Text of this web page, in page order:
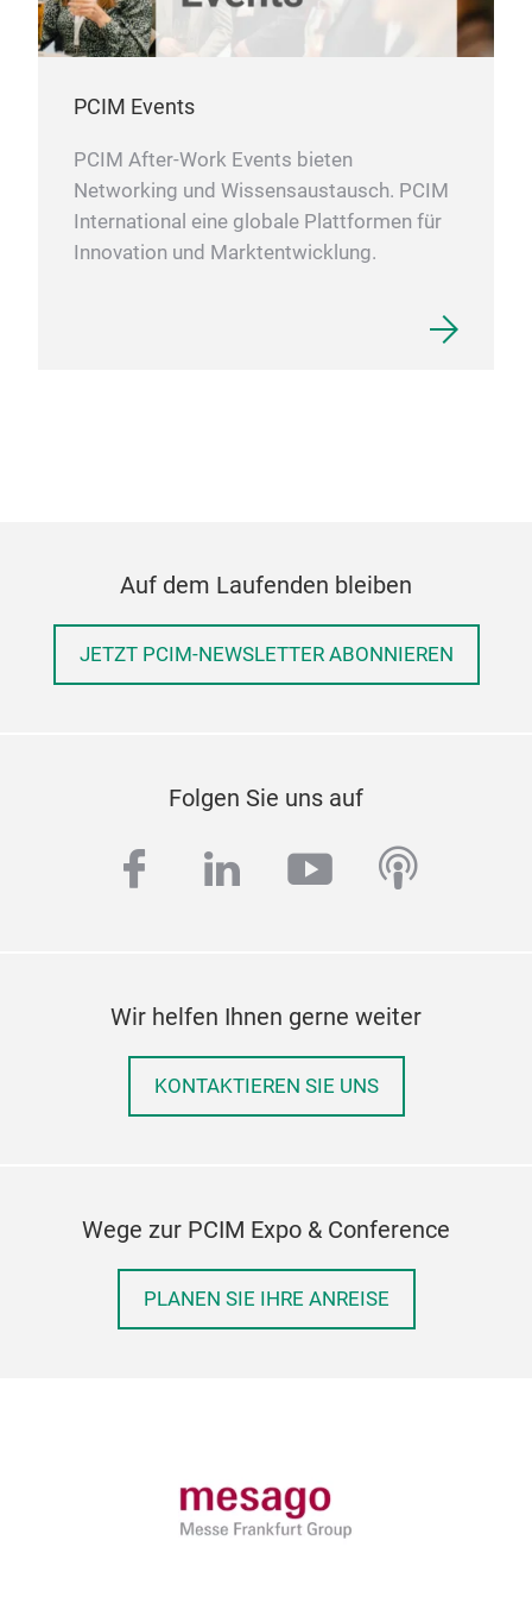
PCIM Events
PCIM After-Work Events bieten
Networking und Wissensaustausch. PCIM
International eine globale Plattformen für
Innovation und Marktentwicklung.
Auf dem Laufenden bleiben
JETZT PCIM-NEWSLETTER ABONNIEREN
Folgen Sie uns auf
facebook
linkedinyoutube
Wir helfen Ihnen gerne weiter
KONTAKTIEREN SIE UNS
Wege zur PCIM Expo & Conference
PLANEN SIE IHRE ANREISE